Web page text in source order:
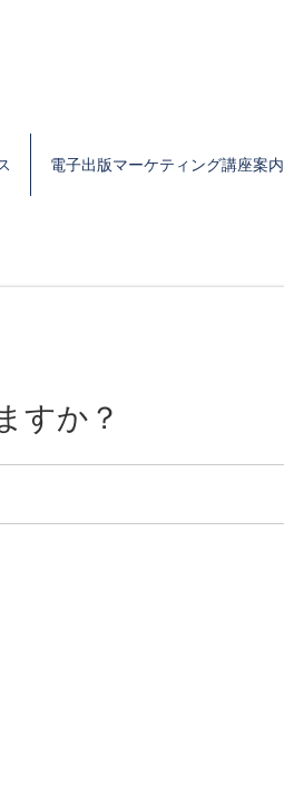
電子出版マーケティング講座案内
すか？